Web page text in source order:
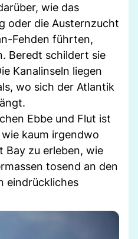
wie das
oder die Austernzucht
Fehden führten,
Beredt schildert sie
Kanalinseln liegen
wo sich der Atlantik
Ebbe und Flut ist
kaum irgendwo
Bay zu erleben, wie
tosend an den
eindrückliches